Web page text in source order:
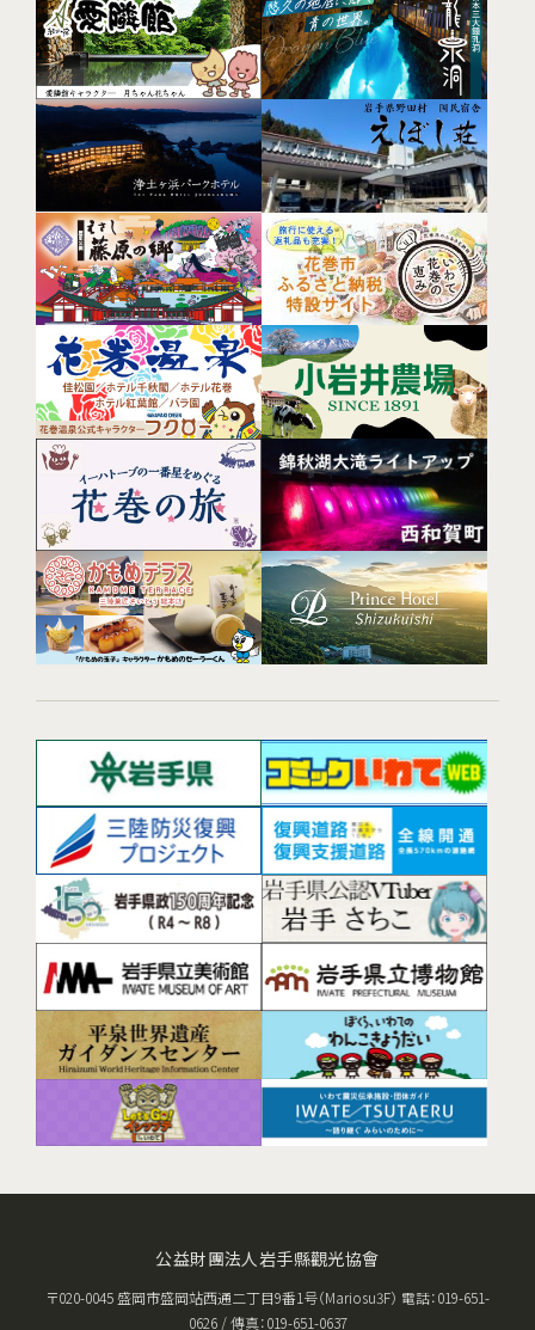
公益財團法人岩手縣觀光協會
〒020-0045 盛岡市盛岡站西通二丁目9番1号（Mariosu3F） 電話：019-651-
0626 / 傳真：019-651-0637